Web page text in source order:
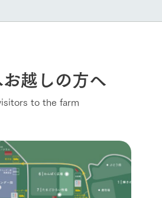
越しの方へ
to the farm